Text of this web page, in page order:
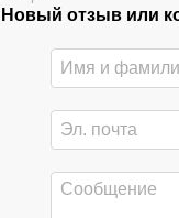
Новый отзыв или